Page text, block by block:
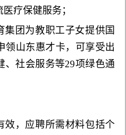
疗保健服务；
集团为教职工子女提供国
领山东惠才卡，可享受出
、社会服务等29项绿色通
效，应聘所需材料包括个